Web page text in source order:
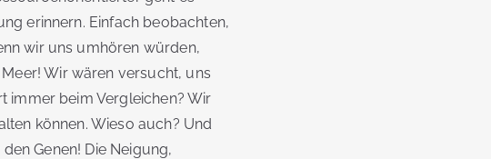
erinnern. Einfach beobachten,
wir uns umhören würden,
Wir wären versucht, uns
immer beim Vergleichen? Wir
können. Wieso auch? Und
Genen! Die Neigung,